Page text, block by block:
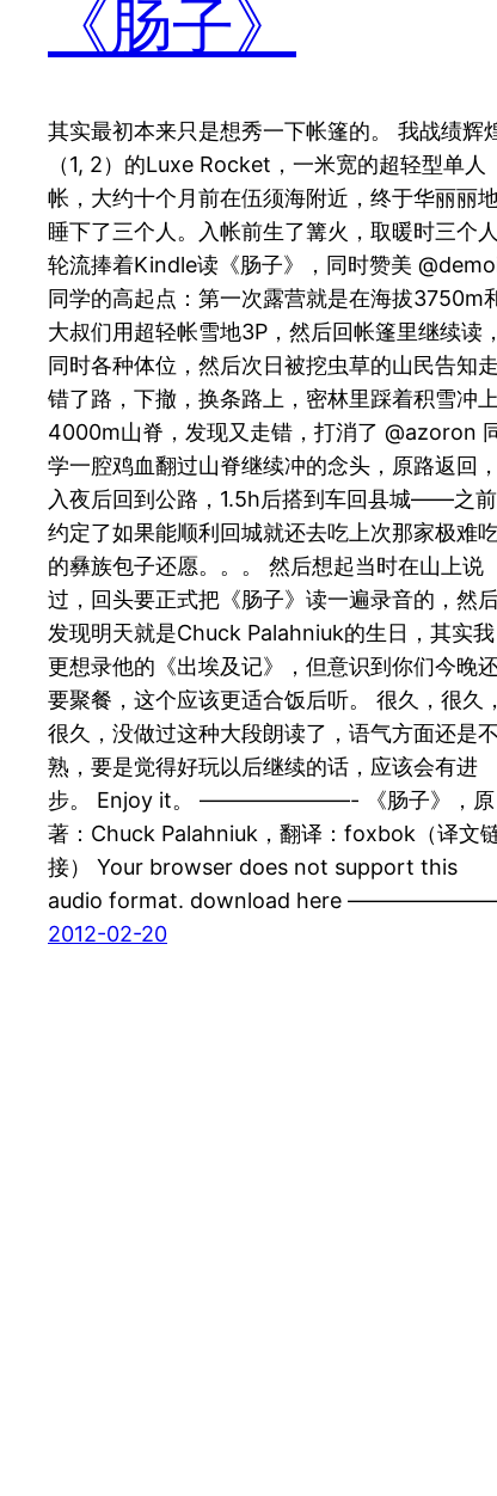
《肠子》
其实最初本来只是想秀一下帐篷的。 我战绩辉
（1, 2）的Luxe Rocket，一米宽的超轻型单人
帐，大约十个月前在伍须海附近，终于华丽丽
睡下了三个人。入帐前生了篝火，取暖时三个人
轮流捧着Kindle读《肠子》，同时赞美
同学的高起点：第一次露营就是在海拔3750m
大叔们用超轻帐雪地3P，然后回帐篷里继续读，
同时各种体位，然后次日被挖虫草的山民告知走
错了路，下撤，换条路上，密林里踩着积雪冲上
4000m山脊，发现又走错，打消了 @azoron
学一腔鸡血翻过山脊继续冲的念头，原路返回，
入夜后回到公路，1.5h后搭到车回县城——之前
约定了如果能顺利回城就还去吃上次那家极难
的彝族包子还愿。。。 然后想起当时在山上说
过，回头要正式把《肠子》读一遍录音的，然
发现明天就是Chuck Palahniuk的生日，其实我
更想录他的《出埃及记》，但意识到你们今晚
要聚餐，这个应该更适合饭后听。 很久，很久，
很久，没做过这种大段朗读了，语气方面还是不
熟，要是觉得好玩以后继续的话，应该会有进
步。 Enjoy it。 ———————- 《肠子》，原
著：Chuck Palahniuk，翻译：foxbok（译文
接） Your browser does not support this
audio format. download here
2012-02-20